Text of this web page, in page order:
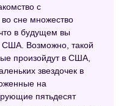
с
сне множество
в будущем вы
США. Возможно, такой
произойдут в США,
звездочек в
на
пятьдесят